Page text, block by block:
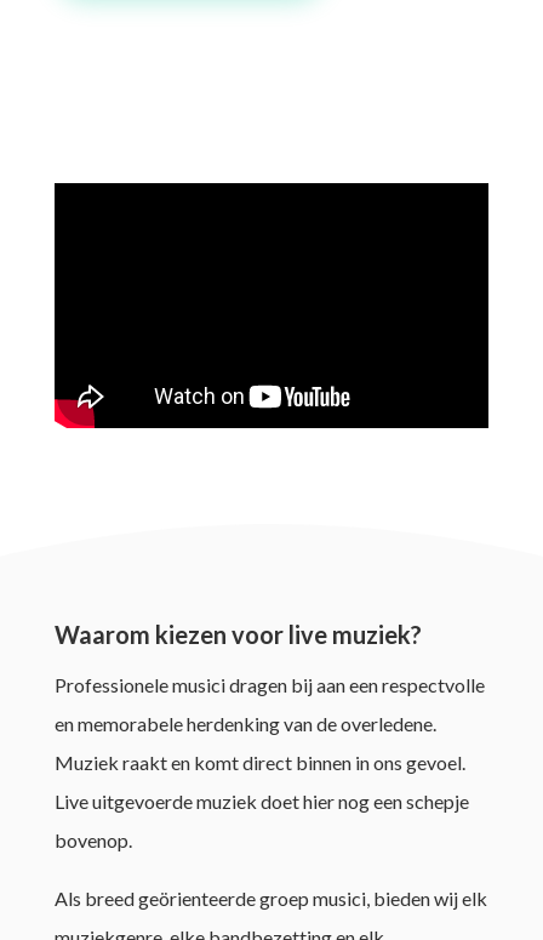
Waarom kiezen voor live muziek?
Professionele musici dragen bij aan een respectvolle
en memorabele herdenking van de overledene.
Muziek raakt en komt direct binnen in ons gevoel.
Live uitgevoerde muziek doet hier nog een schepje
bovenop.
Als breed geörienteerde groep musici, bieden wij elk